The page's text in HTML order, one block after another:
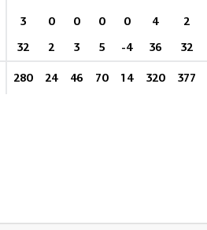
3 0 0 0 0 4 2
32 2 3 5 -4 36 32
280 24 46 70 14 320 377